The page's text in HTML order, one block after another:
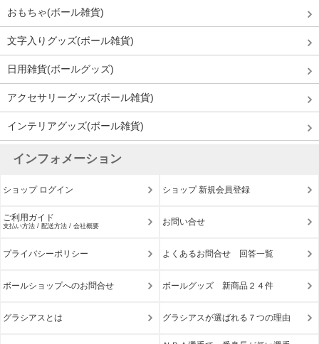
おもちゃ(ボール雑貨)
文字入りグッズ(ボール雑貨)
日用雑貨(ボールグッズ)
アクセサリーグッズ(ボール雑貨)
インテリアグッズ(ボール雑貨)
インフォメーション
ショップ ログイン ショップ 新規会員登録
ご利用ガイド
支払い方法 / 配送方法 / 会社概要 お問い合せ
プライバシーポリシー よくあるお問合せ 回答一覧
ボールショップへのお問合せ ボールグッズ 新商品２４件
グラシアスとは グラシアスが選ばれる７つの理由